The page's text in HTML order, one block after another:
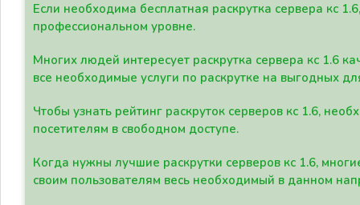
Если необходима бесплатная раскрутка сервера кс
профессиональном уровне.
Многих людей интересует раскрутка сервера кс 1.6
все необходимые услуги по раскрутке на выгодных
Чтобы узнать рейтинг раскруток серверов кс 1.6,
посетителям в свободном доступе.
Когда нужны лучшие раскрутки серверов кс 1.6,
своим пользователям весь необходимый в данном